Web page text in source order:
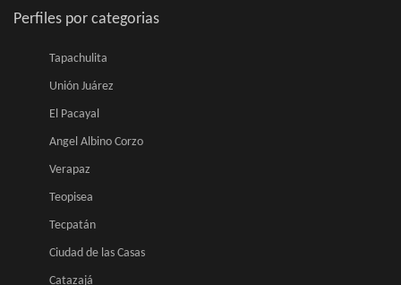
Perfiles por categorias
Tapachulita
Unión Juárez
El Pacayal
Angel Albino Corzo
Verapaz
Teopisea
Tecpatán
Ciudad de las Casas
Catazajá